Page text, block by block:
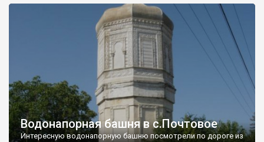
Водонапорная башня в с.Почтовое
Интересную водонапорную башню посмотрели по дороге из